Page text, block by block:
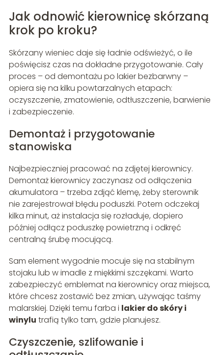
Jak odnowić kierownicę skórzaną
krok po kroku?
Skórzany wieniec daje się ładnie odświeżyć, o ile
poświęcisz czas na dokładne przygotowanie. Cały
proces – od demontażu po lakier bezbarwny –
opiera się na kilku powtarzalnych etapach:
oczyszczenie, zmatowienie, odtłuszczenie, barwienie
i zabezpieczenie.
Demontaż i przygotowanie
stanowiska
Najbezpieczniej pracować na zdjętej kierownicy.
Demontaż kierownicy zaczynasz od odłączenia
akumulatora – trzeba zdjąć klemę, żeby sterownik
nie zarejestrował błędu poduszki. Potem odczekaj
kilka minut, aż instalacja się rozładuje, dopiero
później odłącz poduszkę powietrzną i odkręć
centralną śrubę mocującą.
Sam element wygodnie mocuje się na stabilnym
stojaku lub w imadle z miękkimi szczękami. Warto
zabezpieczyć emblemat na kierownicy oraz miejsca,
które chcesz zostawić bez zmian, używając taśmy
malarskiej. Dzięki temu farba i lakier do skóry i
winylu trafią tylko tam, gdzie planujesz.
Czyszczenie, szlifowanie i